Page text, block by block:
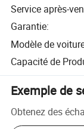
Service après-
Garantie:
Modèle de
Capacité de
Exemple de
Obtenez des